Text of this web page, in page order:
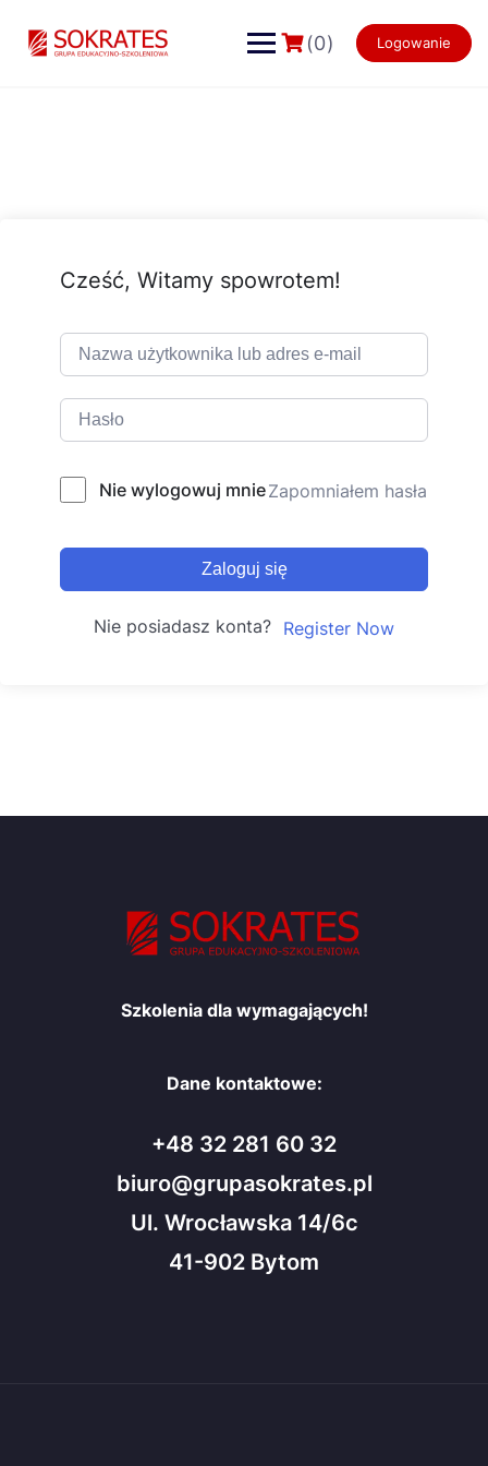
content
(0) Logowanie
Cześć, Witamy spowrotem!
Nie wylogowuj mnieZapomniałem hasła
Zaloguj się
Nie posiadasz konta? Register Now
Szkolenia dla wymagających!
Dane kontaktowe:
+48 32 281 60 32
biuro@grupasokrates.pl
Ul. Wrocławska 14/6c
41-902 Bytom